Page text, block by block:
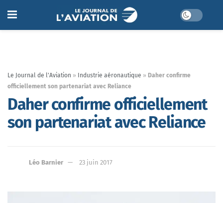
Le Journal de l'Aviation » Industrie aéronautique » Daher confirme
officiellement son partenariat avec Reliance
Daher confirme officiellement
son partenariat avec Reliance
Léo Barnier 23 juin 2017